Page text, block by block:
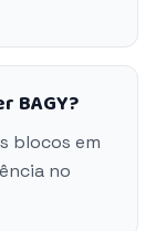
BAGY?
blocos em
no